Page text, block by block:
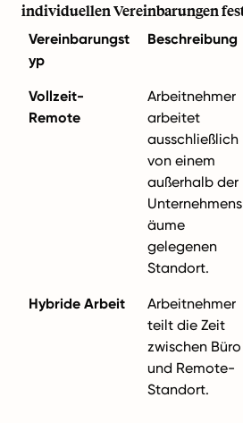
individuellen Vereinbarungen
Vereinbarungst
yp
Beschreibung
Vollzeit-
Remote
Arbeitnehmer
arbeitet
ausschließlich
von einem
außerhalb der
äume
gelegenen
Standort.
Hybride Arbeit
Arbeitnehmer
teilt die Zeit
zwischen Büro
und Remote-
Standort.